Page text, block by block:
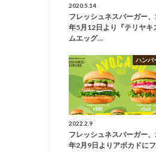
2020.5.14
フレッシュネスバーガー
年5月12日より『テリヤキ
ムエッグ…
ハンバ
2022.2.9
フレッシュネスバーガー
年2月9日よりアボカドに